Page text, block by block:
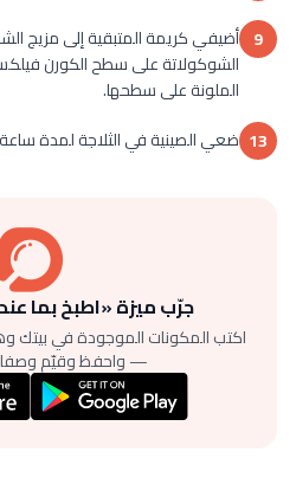
9 أضيفي كريمة المتبقية إلى مزيج
الشوكولاتة على سطح الكورن
الملونة على سطحها.
13 ضعي الصينية في الثلاجة لمدة
جرّب ميزة «اطبخ بما
اكتب المكونات الموجودة في بيتك
— واحفظ وقيّم